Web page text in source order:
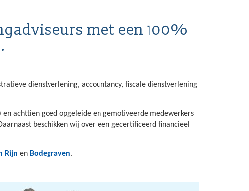
met een 100%
.
dienstverlening, accountancy, fiscale dienstverlening
achttien goed opgeleide en gemotiveerde medewerkers
beschikken wij over een gecertificeerd financieel
Rijn en Bodegraven.